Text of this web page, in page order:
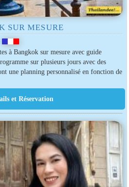
SUR MESURE
à Bangkok sur mesure avec guide
sur plusieurs jours avec des
une planning personnalisé en fonction de